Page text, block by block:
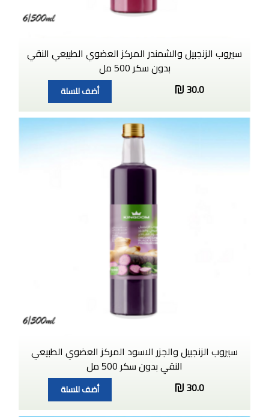
سيروب الزنجبيل والشمندر المركز العضوي الطبيعي النقي
بدون سكر 500 مل
30.0
أضف للسلة
سيروب الزنجبيل والجزر الاسود المركز العضوي الطبيعي
النقي بدون سكر 500 مل
30.0
أضف للسلة